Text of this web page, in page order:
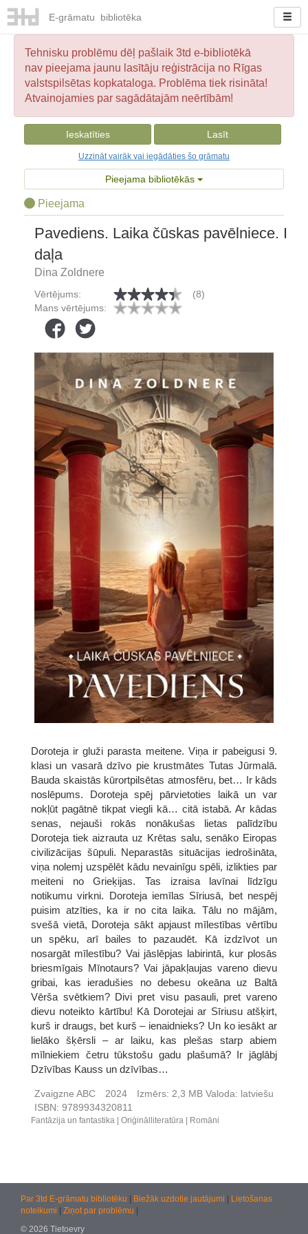
E-grāmatu bibliotēka
Tehnisku problēmu dēļ pašlaik 3td e-bibliotēkā
nav pieejama jaunu lasītāju reģistrācija no Rīgas
valstspilsētas kopkataloga. Problēma tiek risināta!
Atvainojamies par sagādātajām neērtībām!
Ieskatīties Lasīt
Uzzināt vairāk vai iegādāties šo grāmatu
Pieejama bibliotēkās
Pieejama
Pavediens. Laika čūskas pavēlniece. I
daļa
Dina Zoldnere
Vērtējums:
(8)
Mans vērtējums:
Doroteja ir gluži parasta meitene. Viņa ir pabeigusi 9.
klasi un vasarā dzīvo pie krustmātes Tutas Jūrmalā.
Bauda skaistās kūrortpilsētas atmosfēru, bet… Ir kāds
noslēpums. Doroteja spēj pārvietoties laikā un var
nokļūt pagātnē tikpat viegli kā… citā istabā. Ar kādas
senas, nejauši rokās nonākušas lietas palīdzību
Doroteja tiek aizrauta uz Krētas salu, senāko Eiropas
civilizācijas šūpuli. Neparastās situācijas iedrošināta,
viņa nolemj uzspēlēt kādu nevainīgu spēli, izlikties par
meiteni no Grieķijas. Tas izraisa lavīnai līdzīgu
notikumu virkni. Doroteja iemīlas Sīriusā, bet nespēj
puisim atzīties, ka ir no cita laika. Tālu no mājām,
svešā vietā, Doroteja sākt apjaust mīlestības vērtību
un spēku, arī bailes to pazaudēt. Kā izdzīvot un
nosargāt mīlestību? Vai jāslēpjas labirintā, kur plosās
briesmīgais Mīnotaurs? Vai jāpakļaujas vareno dievu
gribai, kas ieradušies no debesu okeāna uz Baltā
Vērša svētkiem? Divi pret visu pasauli, pret vareno
dievu noteikto kārtību! Kā Dorotejai ar Sīriusu atšķirt,
kurš ir draugs, bet kurš – ienaidnieks? Un ko iesākt ar
lielāko šķērsli – ar laiku, kas plešas starp abiem
mīlniekiem četru tūkstošu gadu plašumā? Ir jāglābj
Dzīvības Kauss un dzīvības…
Zvaigzne ABC 2024 Izmērs: 2,3 MB Valoda: latviešu
ISBN: 9789934320811
Fantāzija un fantastika Oriģinālliteratūra Romāni
Par 3td E-grāmatu bibliotēku Biežāk uzdotie jautājumi
Lietošanas
noteikumi
Ziņot par problēmu
© 2026 Tietoevry